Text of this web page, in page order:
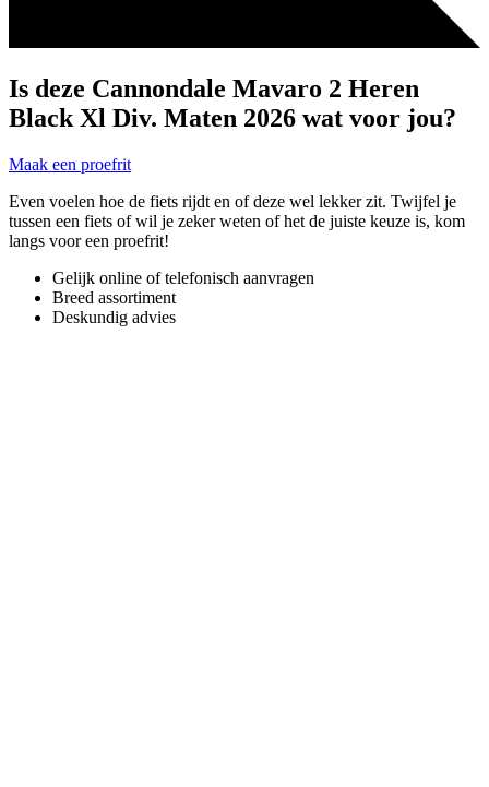
Is deze Cannondale Mavaro 2 Heren
Black Xl Div. Maten 2026 wat voor jou?
Maak een proefrit
Even voelen hoe de fiets rijdt en of deze wel lekker zit. Twijfel je
tussen een fiets of wil je zeker weten of het de juiste keuze is, kom
langs voor een proefrit!
Gelijk online of telefonisch aanvragen
Breed assortiment
Deskundig advies